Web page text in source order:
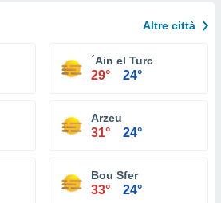
Altre città
´Ain el Turc
29° 24°
Arzeu
31° 24°
Bou Sfer
33° 24°